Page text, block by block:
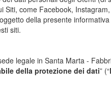
come Facebook,
della presente
siti.
legale in Santa Marta -
della protezione dei dati” (“